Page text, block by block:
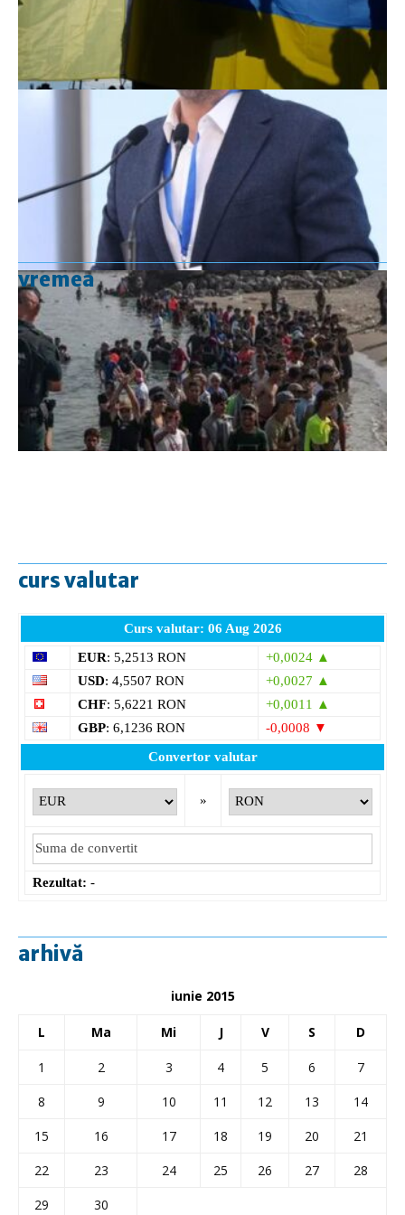
vremea
curs valutar
Curs valutar: 06 Aug 2026
EUR: 5,2513 RON
+0,0024 ▲
USD: 4,5507 RON
+0,0027 ▲
CHF: 5,6221 RON
+0,0011 ▲
GBP: 6,1236 RON
-0,0008 ▼
Convertor valutar
»
Rezultat: -
arhivă
iunie 2015
L Ma Mi J V S D
1 2 3 4 5 6
7
8
9 10 11 12 13
14
15
16 17 18 19 20
21
22
23 24 25 26 27
28
29
30